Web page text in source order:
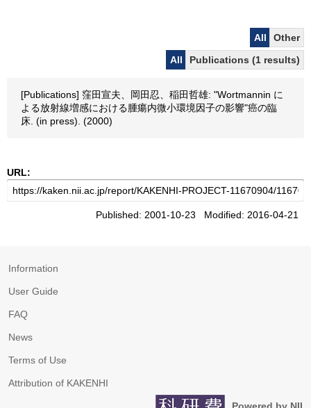
All
Other
All
Publications (1 results)
[Publications] 窪田宣夫、岡田忍、稲田哲雄: "Wortmannin に
よる放射線増感における腫瘍内微小環境因子の影響"癌の臨
床. (in press). (2000)
URL:
Published: 2001-10-23 Modified: 2016-04-21
Information
User Guide
FAQ
News
Terms of Use
Attribution of KAKENHI